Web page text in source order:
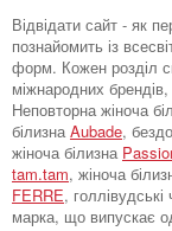
Відвідати сайт - як
познайомить із
форм. Кожен розділ
міжнародних
Неповторна жіноча
білизна Aubade,
жіноча білизна
tam.tam, жіноча
FERRE,
марка, що випускає